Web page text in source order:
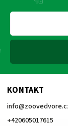
KONTAKT
info@
+420605017615